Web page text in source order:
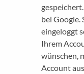
bei Google.
eingeloggt
Ihrem
wünschen,
Account